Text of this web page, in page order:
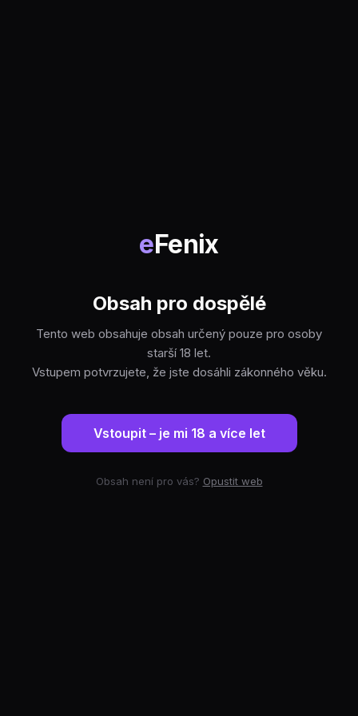
eFenix
Obsah pro dospělé
Tento web obsahuje obsah určený pouze pro osoby
starší 18 let.
Vstupem potvrzujete, že jste dosáhli zákonného věku.
Vstoupit – je mi 18 a více let
Obsah není pro vás? Opustit web